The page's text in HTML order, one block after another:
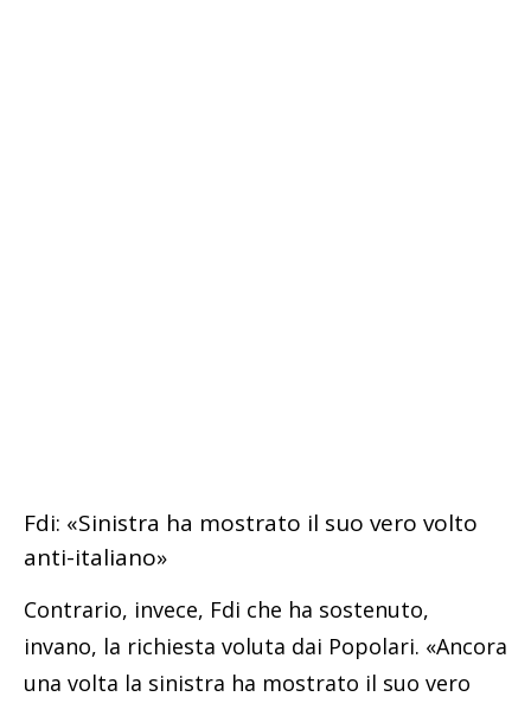
Fdi: «Sinistra ha mostrato il suo vero volto
anti-italiano»
Contrario, invece, Fdi che ha sostenuto,
invano, la richiesta voluta dai Popolari. «Ancora
una volta la sinistra ha mostrato il suo vero